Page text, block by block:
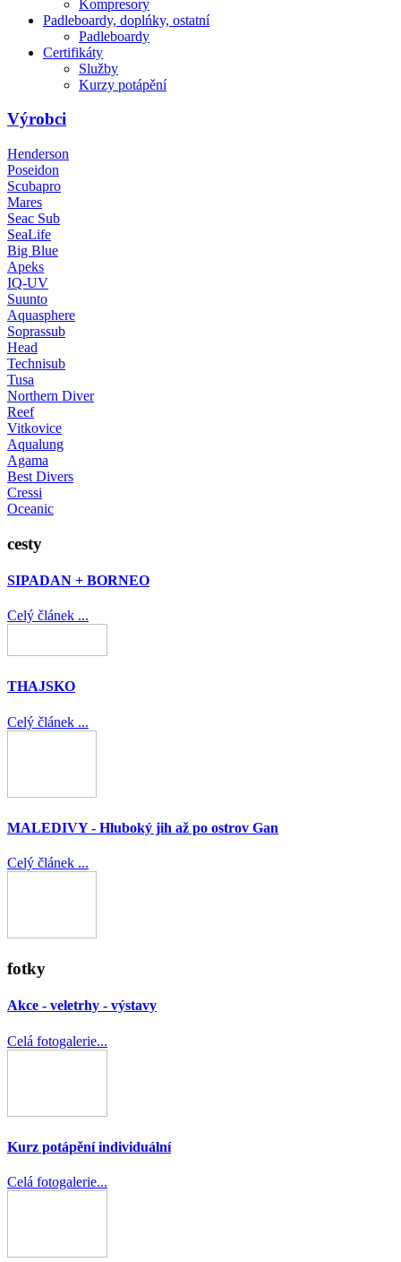
Kompresory
Padleboardy, doplńky, ostatní
Padleboardy
Certifikáty
Služby
Kurzy potápění
Výrobci
Henderson
Poseidon
Scubapro
Mares
Seac Sub
SeaLife
Big Blue
Apeks
IQ-UV
Suunto
Aquasphere
Soprassub
Head
Technisub
Tusa
Northern Diver
Reef
Vitkovice
Aqualung
Agama
Best Divers
Cressi
Oceanic
cesty
SIPADAN + BORNEO
Celý článek ...
THAJSKO
Celý článek ...
MALEDIVY - Hluboký jih až po ostrov Gan
Celý článek ...
fotky
Akce - veletrhy - výstavy
Celá fotogalerie...
Kurz potápění individuální
Celá fotogalerie...